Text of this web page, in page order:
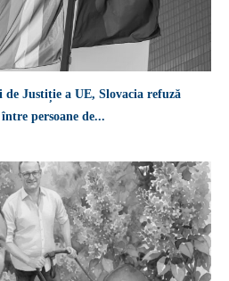
Justiție a UE, Slovacia refuză
persoane de...